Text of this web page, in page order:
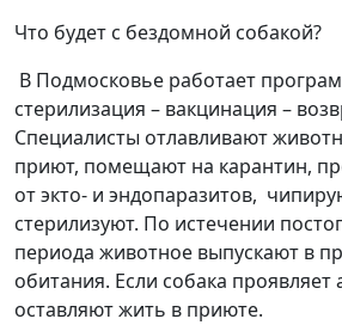
Что будет с бездомной собакой?
В Подмосковье работает
стерилизация – вакцинация –
Специалисты отлавливают
приют, помещают на карантин,
от экто- и эндопаразитов,
стерилизуют. По истечении
периода животное выпускают в
обитания. Если собака проявляет
оставляют жить в приюте.